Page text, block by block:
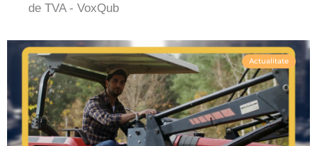
de TVA - VoxQub
Actualitate